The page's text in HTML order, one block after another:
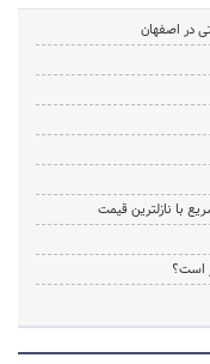
در اصفهان
با نازلترین قیمت
است؟